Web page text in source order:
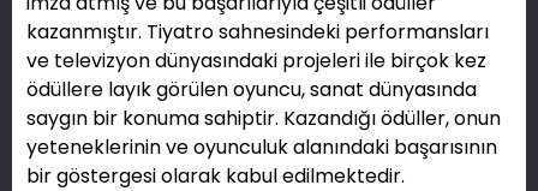
kazanmıştır. Tiyatro sahnesindeki performansları
ve televizyon dünyasındaki projeleri ile birçok kez
ödüllere layık görülen oyuncu, sanat dünyasında
saygın bir konuma sahiptir. Kazandığı ödüller, onun
yeteneklerinin ve oyunculuk alanındaki başarısının
bir göstergesi olarak kabul edilmektedir.